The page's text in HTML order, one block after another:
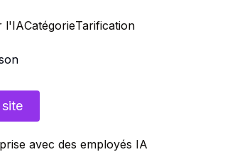
l'IACatégorieTarification
avec des employés IA